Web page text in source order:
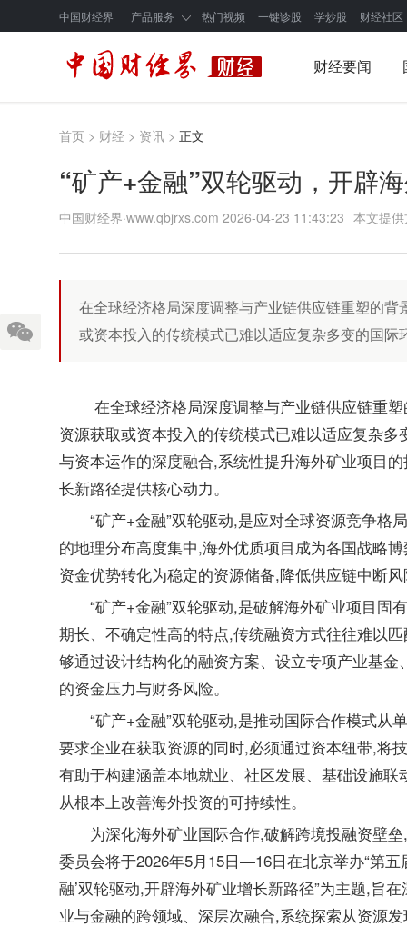
中国财经界 产品服务 热门视频 一键诊股 学炒股 财经社区
财经要闻
首页 > 财经 > 资讯 > 正文
“矿产+金融”双轮驱动，开辟
中国财经界·www.qbjrxs.com 2026-04-23 11:43:23 本文提
在全球经济格局深度调整与产业链供应链重塑的
或资本投入的传统模式已难以适应复杂多变的国际
在全球经济格局深度调整与产业链供应链重
资源获取或资本投入的传统模式已难以适应复杂
与资本运作的深度融合,系统性提升海外矿业项目
长新路径提供核心动力。
“矿产+金融”双轮驱动,是应对全球资源竞争
的地理分布高度集中,海外优质项目成为各国战略
资金优势转化为稳定的资源储备,降低供应链中断
“矿产+金融”双轮驱动,是破解海外矿业项目
期长、不确定性高的特点,传统融资方式往往难以
够通过设计结构化的融资方案、设立专项产业基
的资金压力与财务风险。
“矿产+金融”双轮驱动,是推动国际合作模式
要求企业在获取资源的同时,必须通过资本纽带,将
有助于构建涵盖本地就业、社区发展、基础设施
从根本上改善海外投资的可持续性。
为深化海外矿业国际合作,破解跨境投融资壁
委员会将于2026年5月15日—16日在北京举办“第
融’双轮驱动,开辟海外矿业增长新路径”为主题,旨
业与金融的跨领域、深层次融合,系统探索从资源